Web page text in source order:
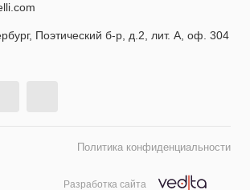
Поэтический б-р, д.2, лит. А, оф. 304
Политика конфиденциальности
Разработка сайта